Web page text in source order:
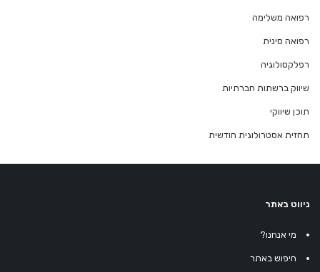
רפואה משלימה
רפואה סינית
רפלקסולוגיה
שיווק ברשתות חברתיות
תוכן שיווקי
תחזית אסטרולוגית חודשית
ניווט באתר
מי אנחנו?
חיפוש באתר